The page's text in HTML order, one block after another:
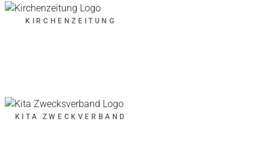
KIRCHENZEITUNG
KITA ZWECKVERBAND